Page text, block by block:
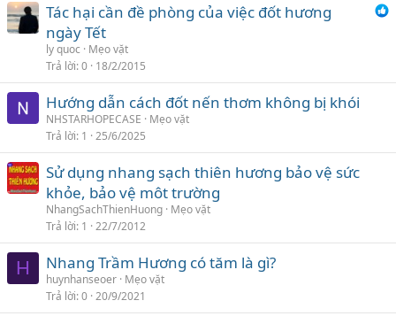
Tác hại cần đề phòng của việc đốt hương
ngày Tết
ly quoc
Mẹo vặt
Trả lời 0 18/2/2015
Hướng dẫn cách đốt nến thơm không bị khói
NHSTARHOPECASE
Mẹo vặt
Trả lời 1 25/6/2025
Sử dụng nhang sạch thiên hương bảo vệ sức
khỏe, bảo vệ môt trường
NhangSachThienHuong Mẹo vặt
Trả lời 1 22/7/2012
H Nhang Trầm Hương có tăm là gì?
huynhanseoer Mẹo vặt
Trả lời 0 20/9/2021